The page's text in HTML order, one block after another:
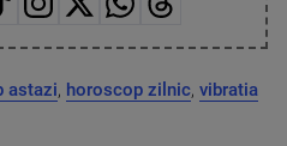
astazi, horoscop zilnic, vibratia